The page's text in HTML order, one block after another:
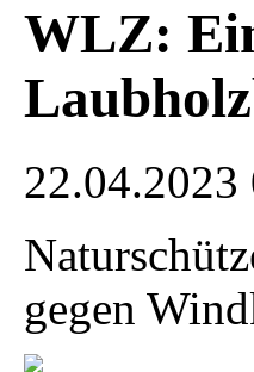
WLZ:
22.04.2023
gegen